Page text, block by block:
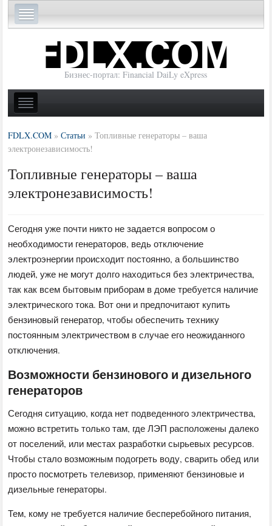
Бизнес-портал: Financial DaiLy eXpress
FDLX.COM »Статьи »Топливные генераторы – ваша
электронезависимость!
Топливные генераторы – ваша
электронезависимость!
Сегодня уже почти никто не задается вопросом о
необходимости генераторов, ведь отключение
электроэнергии происходит постоянно, а большинство
людей, уже не могут долго находиться без электричества,
так как всем бытовым приборам в доме требуется наличие
электрического тока. Вот они и предпочитают купить
бензиновый генератор, чтобы обеспечить технику
постоянным электричеством в случае его неожиданного
отключения.
Возможности бензинового и дизельного
генераторов
Сегодня ситуацию, когда нет подведенного электричества,
можно встретить только там, где ЛЭП расположены далеко
от поселений, или местах разработки сырьевых ресурсов.
Чтобы стало возможным подогреть воду, сварить обед или
просто посмотреть телевизор, применяют бензиновые и
дизельные генераторы.
Тем, кому не требуется наличие бесперебойного питания,